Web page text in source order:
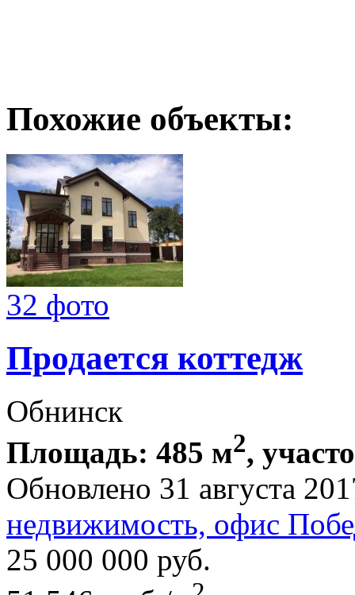
Похожие объекты:
32 фото
Продается коттедж
Обнинск
Площадь: 485 м2,
Обновлено 31 августа
недвижимость, офис
25 000 000 руб.